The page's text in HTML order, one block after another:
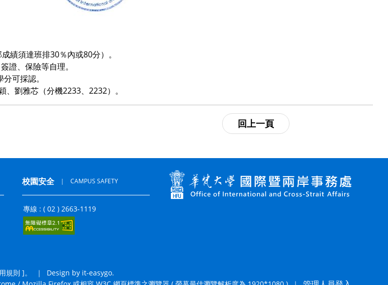
績須達班排30％內或80分）。
證、保險等自理。
可採認。
劉雅芯（分機2233、2232）。
校園安全 ｜ CAMPUS SAFETY
專線 : ( 02 ) 2663-1119
規則 ]。 ｜
Design by it-easygo.